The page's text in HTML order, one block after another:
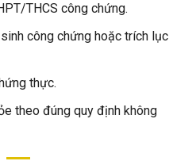
THCS công chứng.
công chứng hoặc trích lục
thực.
theo đúng quy định không